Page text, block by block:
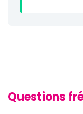
Questions